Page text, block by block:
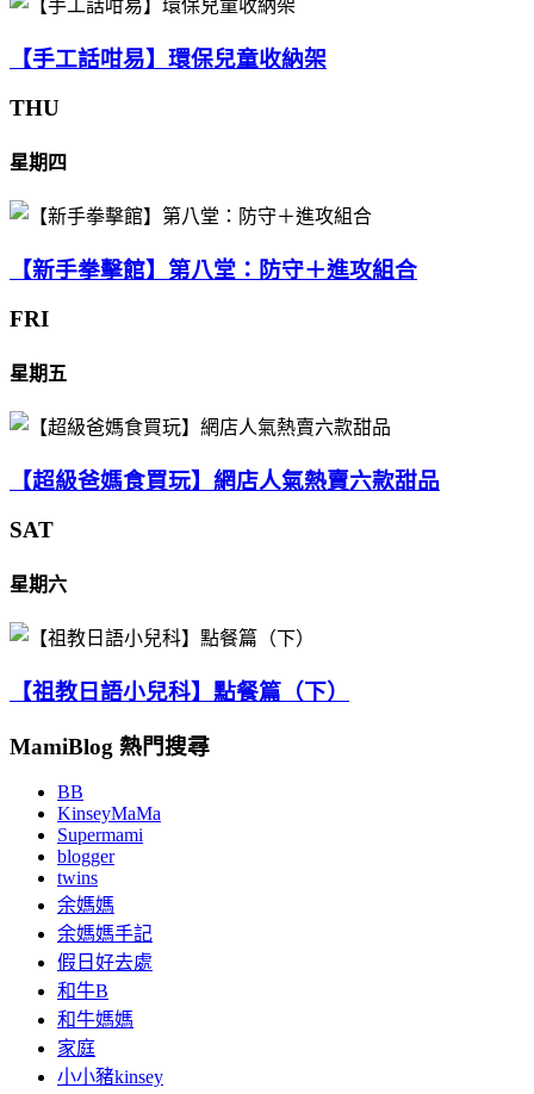
【手工話咁易】環保兒童收納架
THU
星期四
【新手拳擊館】第八堂：防守＋進攻組合
FRI
星期五
【超級爸媽食買玩】網店人氣熱賣六款甜品
SAT
星期六
【祖教日語小兒科】點餐篇（下）
MamiBlog 熱門搜尋
BB
KinseyMaMa
Supermami
blogger
twins
余媽媽
余媽媽手記
假日好去處
和牛B
和牛媽媽
家庭
小小豬kinsey